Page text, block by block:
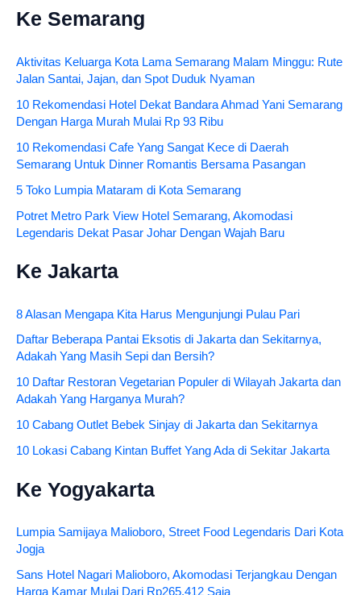
Ke Semarang
Aktivitas Keluarga Kota Lama Semarang Malam Minggu: Rute
Jalan Santai, Jajan, dan Spot Duduk Nyaman
10 Rekomendasi Hotel Dekat Bandara Ahmad Yani Semarang
Dengan Harga Murah Mulai Rp 93 Ribu
10 Rekomendasi Cafe Yang Sangat Kece di Daerah
Semarang Untuk Dinner Romantis Bersama Pasangan
5 Toko Lumpia Mataram di Kota Semarang
Potret Metro Park View Hotel Semarang, Akomodasi
Legendaris Dekat Pasar Johar Dengan Wajah Baru
Ke Jakarta
8 Alasan Mengapa Kita Harus Mengunjungi Pulau Pari
Daftar Beberapa Pantai Eksotis di Jakarta dan Sekitarnya,
Adakah Yang Masih Sepi dan Bersih?
10 Daftar Restoran Vegetarian Populer di Wilayah Jakarta dan
Adakah Yang Harganya Murah?
10 Cabang Outlet Bebek Sinjay di Jakarta dan Sekitarnya
10 Lokasi Cabang Kintan Buffet Yang Ada di Sekitar Jakarta
Ke Yogyakarta
Lumpia Samijaya Malioboro, Street Food Legendaris Dari Kota
Jogja
Sans Hotel Nagari Malioboro, Akomodasi Terjangkau Dengan
Harga Kamar Mulai Dari Rp265.412 Saja